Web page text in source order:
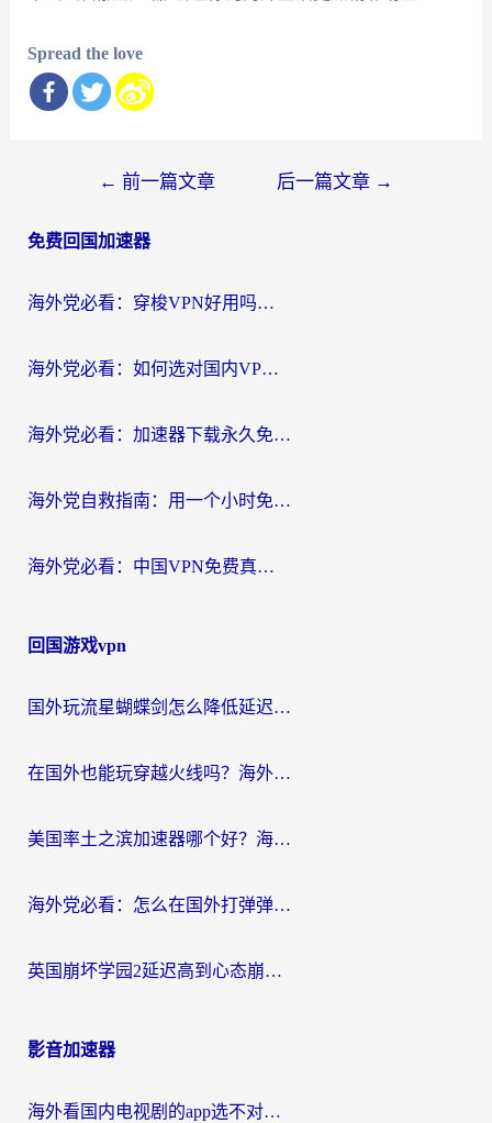
Spread the love
导
← 前一篇文章 后一篇文章 →
免费回国加速器
海外党必看：穿梭VPN好用吗？和云帆VPN对比哪个回国效果更好？附真实测评+避坑指南
海外党必看：如何选对国内VPN，实现无缝访问国内资源？
海外党必看：加速器下载永久免费版真的存在吗？教你无缝访问国内资源的正确姿势
海外党自救指南：用一个小时免费加速器，轻松打破国内资源访问壁垒？
海外党必看：中国VPN免费真的靠谱吗？手把手教你选对回国加速器
回国游戏vpn
国外玩流星蝴蝶剑怎么降低延迟？海外党必看的加速秘籍（含欧洲鸣潮&彩虹岛优化攻略）
在国外也能玩穿越火线吗？海外玩家国服游戏畅玩终极指南
美国率土之滨加速器哪个好？海外党国服游戏畅玩终极指南（附多游戏解决方案）
海外党必看：怎么在国外打弹弹堂不卡？番茄加速器亲测指南
英国崩坏学园2延迟高到心态崩？海外党国服游戏加速终极指南
影音加速器
海外看国内电视剧的app选不对？这份回国加速器避坑指南帮你流畅追剧